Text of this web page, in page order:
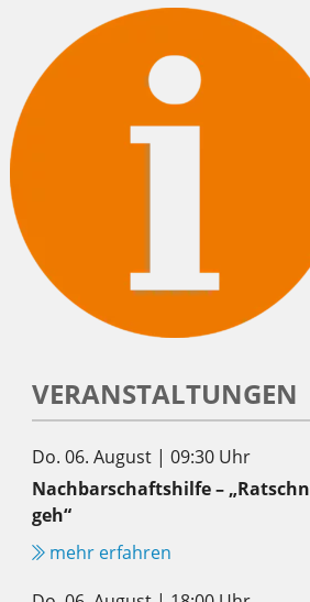
VERANSTALTUNGEN
Do. 06. August | 09:30 Uhr
Nachbarschaftshilfe – „Ratschn
geh“
mehr erfahren